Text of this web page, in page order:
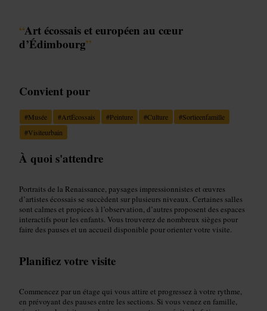
“Art écossais et européen au cœur
d’Édimbourg”
Convient pour
#Musée #ArtÉcossais #Peinture #Culture #Sortieenfamille
#Visiteurbain
À quoi s'attendre
Portraits de la Renaissance, paysages impressionnistes et œuvres
d’artistes écossais se succèdent sur plusieurs niveaux. Certaines salles
sont calmes et propices à l’observation, d’autres proposent des espaces
interactifs pour les enfants. Vous trouverez de nombreux sièges pour
faire des pauses et un accueil disponible pour orienter votre visite.
Planifiez votre visite
Commencez par un étage qui vous attire et progressez à votre rythme,
en prévoyant des pauses entre les sections. Si vous venez en famille,